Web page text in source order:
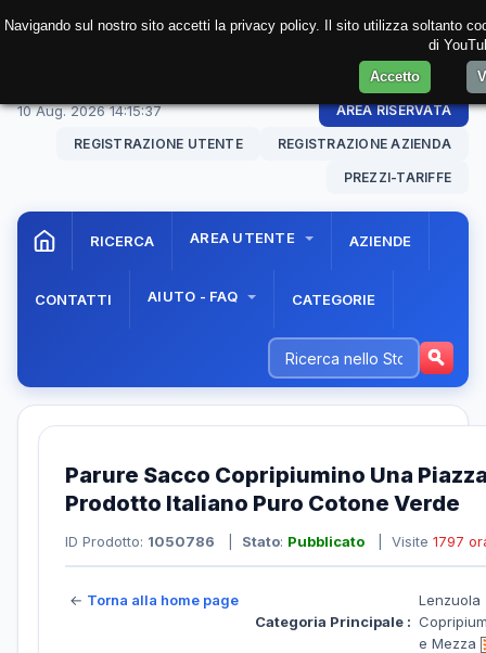
10 Aug. 202614:15:38 AREA RISERVATA
REGISTRAZIONE UTENTE REGISTRAZIONE AZIENDA
PREZZI-TARIFFE
RICERCA AREA UTENTE AZIENDE
CONTATTI AIUTO - FAQ CATEGORIE
Parure Sacco Copripiumino Una
Prodotto Italiano Puro Cotone Verde
ID Prodotto: 1050786 Stato: Pubblicato | Visite 1797
← Torna alla home page
Categoria Principale :
Lenzuola
e Mezza
Navigando sul nostro sito accetti la privacy policy. Il sito utilizza soltanto
di
Accetto